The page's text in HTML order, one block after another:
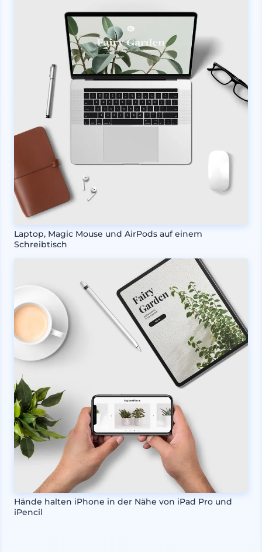
Laptop, Magic Mouse und AirPods auf einem
Schreibtisch
Hände halten iPhone in der Nähe von iPad Pro und
iPencil